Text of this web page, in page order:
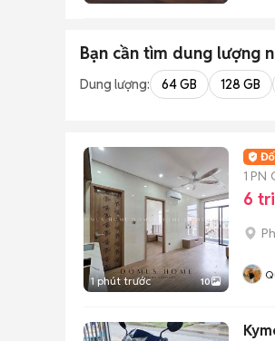
Bạn cần tìm dung lượng
Dung lượng: 64 GB 128 GB
1 phút trước 10
1 PN
6